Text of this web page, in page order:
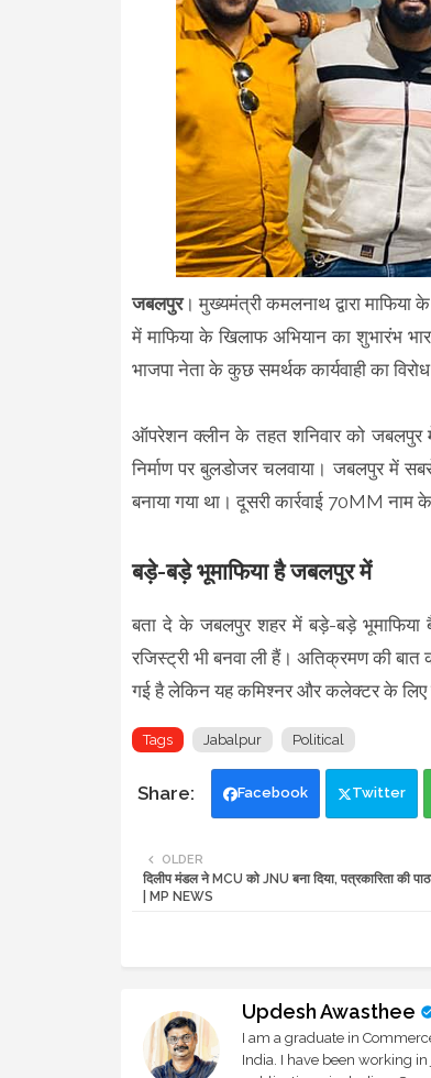
जबलपुर। मुख्यमंत्री कमलनाथ द्वारा
में माफिया के खिलाफ अभियान का शुभारंभ
भाजपा नेता के कुछ समर्थक कार्यवाही का
ऑपरेशन क्लीन के तहत शनिवार को
निर्माण पर बुलडोजर चलवाया। जबलपुर में
बनाया गया था। दूसरी कार्रवाई 70MM नाम
बड़े-बड़े भूमाफिया है जबलपुर में
बता दे के जबलपुर शहर में बड़े-बड़े भूमाफिया
रजिस्ट्री भी बनवा ली हैं। अतिक्रमण की
गई है लेकिन यह कमिश्नर और कलेक्टर के लिए
Tags Jabalpur Political
Facebook Twitter
OLDER
दिलीप मंडल ने MCU को JNU बना दिया, पत्रकारिता की
| MP NEWS
Updesh Awasthee
I am a graduate in
India. I have been working